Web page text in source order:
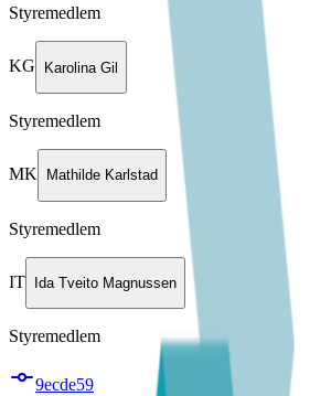
Styremedlem
KG Karolina Gil
Styremedlem
MK Mathilde Karlstad
Styremedlem
IT Ida Tveito Magnussen
Styremedlem
9ecde59